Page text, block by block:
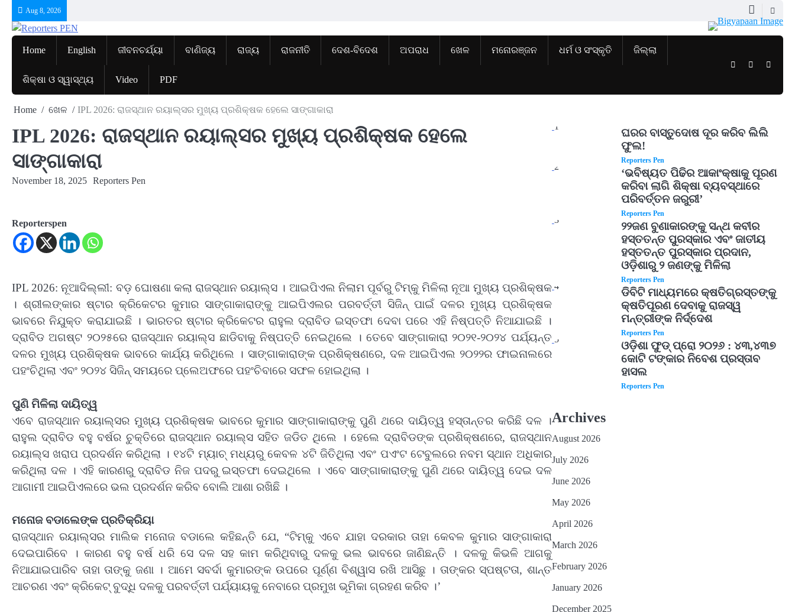
content
Aug 8, 2026
Home English ଜୀବନଚର୍ଯ୍ୟା ବାଣିଜ୍ୟ ରାଜ୍ୟ ରାଜନୀତି ଦେଶ-ବିଦେଶ ଅପରାଧ ଖେଳ ମନୋରଞ୍ଜନ ଧର୍ମ ଓ ସଂସ୍କୃତି ଜିଲ୍ଲା
ଶିକ୍ଷା ଓ ସ୍ୱାସ୍ଥ୍ୟ Video PDF
TwitterFacebook
Home ଖେଳ IPL 2026: ରାଜସ୍ଥାନ ରୟାଲ୍ସର ମୁଖ୍ୟ ପ୍ରଶିକ୍ଷକ ହେଲେ ସାଙ୍ଗାକାରା
IPL 2026: ରାଜସ୍ଥାନ ରୟାଲ୍ସର ମୁଖ୍ୟ ପ୍ରଶିକ୍ଷକ ହେଲେ
ସାଙ୍ଗାକାରା
November 18, 2025 Reporters Pen
Reporterspen
IPL 2026: ନୂଆଦିଲ୍ଲୀ: ବଡ଼ ଘୋଷଣା କଲା ରାଜସ୍ଥାନ ରୟାଲ୍ସ । ଆଇପିଏଲ ନିଲାମ ପୂର୍ବରୁ ଟିମ୍‌କୁ ମିଳିଲା ନୂଆ ମୁଖ୍ୟ ପ୍ରଶିକ୍ଷକ
। ଶ୍ରୀଲଙ୍କାର ଷ୍ଟାର କ୍ରିକେଟର କୁମାର ସାଙ୍ଗାକାରାଙ୍କୁ ଆଇପିଏଲର ପରବର୍ତ୍ତୀ ସିଜିନ୍ ପାଇଁ ଦଳର ମୁଖ୍ୟ ପ୍ରଶିକ୍ଷକ
ଭାବରେ ନିଯୁକ୍ତ କରାଯାଇଛି । ଭାରତର ଷ୍ଟାର କ୍ରିକେଟର ରାହୁଲ ଦ୍ରାବିଡ ଇସ୍ତଫା ଦେବା ପରେ ଏହି ନିଷ୍ପତ୍ତି ନିଆଯାଇଛି ।
ଦ୍ରାବିଡ ଅଗଷ୍ଟ ୨୦୨୫ରେ ରାଜସ୍ଥାନ ରୟାଲ୍ସ ଛାଡିବାକୁ ନିଷ୍ପତ୍ତି ନେଇଥିଲେ । ତେବେ ସାଙ୍ଗାକାରା ୨୦୨୧-୨୦୨୪ ପର୍ଯ୍ୟନ୍ତ
ଦଳର ମୁଖ୍ୟ ପ୍ରଶିକ୍ଷକ ଭାବରେ କାର୍ଯ୍ୟ କରିଥିଲେ । ସାଙ୍ଗାକାରାଙ୍କ ପ୍ରଶିକ୍ଷଣରେ, ଦଳ ଆଇପିଏଲ ୨୦୨୨ର ଫାଇନାଲରେ
ପହଂଚିଥିଲା ଏବଂ ୨୦୨୪ ସିଜିନ୍ ସମୟରେ ପ୍ଲେଅଫରେ ପହଂଚିବାରେ ସଫଳ ହୋଇଥିଲା ।
ପୁଣି ମିଳିଲା ଦାୟିତ୍ୱ
ଏବେ ରାଜସ୍ଥାନ ରୟାଲ୍ସର ମୁଖ୍ୟ ପ୍ରଶିକ୍ଷକ ଭାବରେ କୁମାର ସାଙ୍ଗାକାରାଙ୍କୁ ପୁଣି ଥରେ ଦାୟିତ୍ୱ ହସ୍ତାନ୍ତର କରିଛି ଦଳ ।
ରାହୁଲ ଦ୍ରାବିଡ ବହୁ ବର୍ଷର ଚୁକ୍ତିରେ ରାଜସ୍ଥାନ ରୟାଲ୍ସ ସହିତ ଜଡିତ ଥିଲେ । ହେଲେ ଦ୍ରାବିଡଙ୍କ ପ୍ରଶିକ୍ଷଣରେ, ରାଜସ୍ଥାନ
ରୟାଲ୍ସ ଖରାପ ପ୍ରଦର୍ଶନ କରିଥିଲା । ୧୪ଟି ମ୍ୟାଚ୍ ମଧ୍ୟରୁ କେବଳ ୪ଟି ଜିତିଥିଲା ଏବଂ ପଏଂଟ ଟେବୁଲରେ ନବମ ସ୍ଥାନ ଅଧିକାର
କରିଥିଲା ଦଳ । ଏହି କାରଣରୁ ଦ୍ରାବିଡ ନିଜ ପଦରୁ ଇସ୍ତଫା ଦେଇଥିଲେ । ଏବେ ସାଙ୍ଗାକାରାଙ୍କୁ ପୁଣି ଥରେ ଦାୟିତ୍ୱ ଦେଇ ଦଳ
ଆଗାମୀ ଆଇପିଏଲରେ ଭଲ ପ୍ରଦର୍ଶନ କରିବ ବୋଲି ଆଶା ରଖିଛି ।
ମନୋଜ ବଡାଲେଙ୍କ ପ୍ରତିକ୍ରିୟା
ରାଜସ୍ଥାନ ରୟାଲ୍ସର ମାଲିକ ମନୋଜ ବଡାଲେ କହିଛନ୍ତି ଯେ, “ଟିମ୍‌କୁ ଏବେ ଯାହା ଦରକାର ତାହା କେବଳ କୁମାର ସାଙ୍ଗାକାରା
ଦେଇପାରିବେ । କାରଣ ବହୁ ବର୍ଷ ଧରି ସେ ଦଳ ସହ କାମ କରିଥିବାରୁ ଦଳକୁ ଭଲ ଭାବରେ ଜାଣିଛନ୍ତି । ଦଳକୁ କିଭଳି ଆଗକୁ
ନିଆଯାଇପାରିବ ତାହା ତାଙ୍କୁ ଜଣା । ଆମେ ସବର୍ଦା କୁମାରଙ୍କ ଉପରେ ପୂର୍ଣ୍ଣ ବିଶ୍ୱାସ ରଖି ଆସିଛୁ । ତାଙ୍କର ସ୍ପଷ୍ଟତା, ଶାନ୍ତ
ଆଚରଣ ଏବଂ କ୍ରିକେଟ୍ ବୁଦ୍ଧି ଦଳକୁ ପରବର୍ତ୍ତୀ ପର୍ଯ୍ୟାୟକୁ ନେବାରେ ପ୍ରମୁଖ ଭୂମିକା ଗ୍ରହଣ କରିବ ।’
1
ଘରର ବାସ୍ତୁଦୋଷ ଦୂର କରିବ ଲିଲି
ଫୁଲ!
Reporters Pen
2
‘ଭବିଷ୍ୟତ ପିଢିର ଆକାଂକ୍ଷାକୁ ପୂରଣ
କରିବା ଲାଗି ଶିକ୍ଷା ବ୍ୟବସ୍ଥାରେ
ପରିବର୍ତ୍ତନ ଜରୁରୀ’
Reporters Pen
3
୨୨ଜଣ ବୁଣାକାରଙ୍କୁ ସନ୍ଥ କବୀର
ହସ୍ତତନ୍ତ ପୁରସ୍କାର ଏବଂ ଜାତୀୟ
ହସ୍ତତନ୍ତ ପୁରସ୍କାର ପ୍ରଦାନ,
ଓଡ଼ିଶାରୁ ୨ ଜଣଙ୍କୁ ମିଳିଲା
Reporters Pen
4
ଡିବିଟି ମାଧ୍ୟମରେ କ୍ଷତିଗ୍ରସ୍ତଙ୍କୁ
କ୍ଷତିପୂରଣ ଦେବାକୁ ରାଜସ୍ୱ
ମନ୍ତ୍ରୀଙ୍କ ନିର୍ଦ୍ଦେଶ
Reporters Pen
5
ଓଡ଼ିଶା ଫୁଡ୍ ପ୍ରୋ ୨୦୨୬ : ୪୩,୪୩୭
କୋଟି ଟଙ୍କାର ନିବେଶ ପ୍ରସ୍ତାବ
ହାସଲ
Reporters Pen
Archives
August 2026
July 2026
June 2026
May 2026
April 2026
March 2026
February 2026
January 2026
December 2025